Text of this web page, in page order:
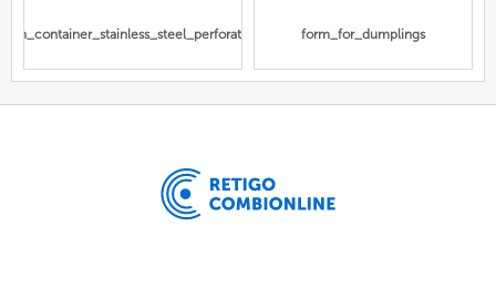
Gn_container_stainless_steel_perforated form_for_dumplings